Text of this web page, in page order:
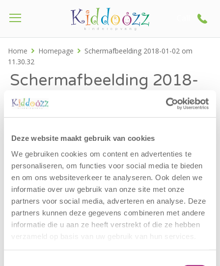
Deze website maakt gebruik van cookies
We gebruiken cookies om content en advertenties te
personaliseren, om functies voor social media te bieden
en om ons websiteverkeer te analyseren. Ook delen we
informatie over uw gebruik van onze site met onze
partners voor social media, adverteren en analyse. Deze
partners kunnen deze gegevens combineren met andere
informatie die u aan ze heeft verstrekt of die ze hebben
verzameld op basis van uw gebruik van hun services.
Home Homepage
Schermafbeelding 2018-01-02 om
11.30.32
Schermafbeelding 2018-
01-02 om 11.30.32